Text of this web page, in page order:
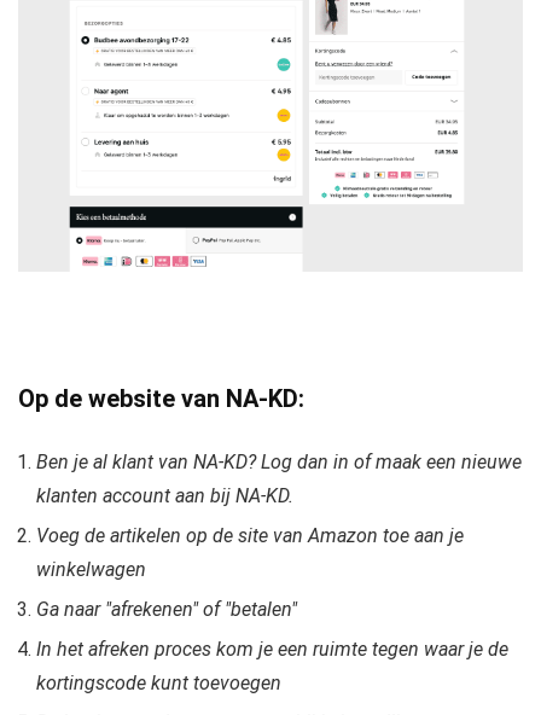
Op de website van NA-KD:
Ben je al klant van NA-KD? Log dan in of maak een nieuwe
klanten account aan bij NA-KD.
Voeg de artikelen op de site van Amazon toe aan je
winkelwagen
Ga naar "afrekenen" of "betalen"
In het afreken proces kom je een ruimte tegen waar je de
kortingscode kunt toevoegen